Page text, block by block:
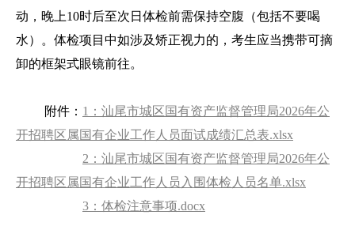
动，晚上10时后至次日体检前需保持空腹（包括不要喝
水）。体检项目中如涉及矫正视力的，考生应当携带可摘
卸的框架式眼镜前往。
附件： 1：汕尾市城区国有资产监督管理局2026年公
开招聘区属国有企业工作人员面试成绩汇总表.xlsx
2：汕尾市城区国有资产监督管理局2026年公
开招聘区属国有企业工作人员入围体检人员名单.xlsx
3：体检注意事项.docx